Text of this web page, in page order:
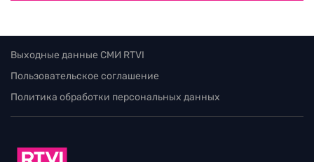
Выходные данные СМИ RTVI
Пользовательское соглашение
Политика обработки персональных данных